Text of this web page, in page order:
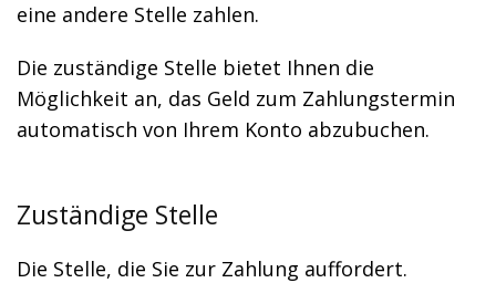
eine andere Stelle zahlen.
Die zuständige Stelle bietet Ihnen die
Möglichkeit an, das Geld zum Zahlungstermin
automatisch von Ihrem Konto abzubuchen.
Zuständige Stelle
Die Stelle, die Sie zur Zahlung auffordert.